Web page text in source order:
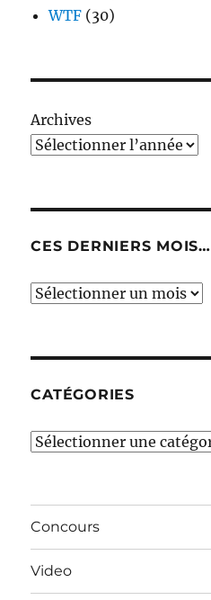
WTF (30)
Archives
CES DERNIERS MOIS…
Ces
CATÉGORIES
Catégories
Concours
Video